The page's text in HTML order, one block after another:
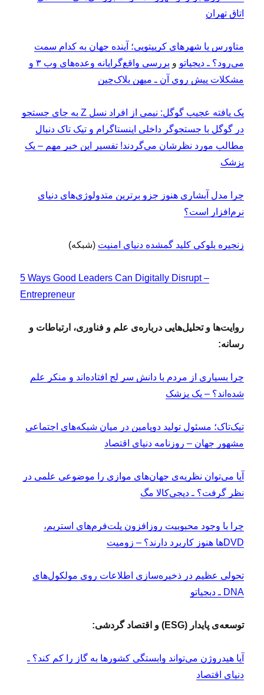
اتاق تهران
متاورس یا شهرهای کریپتویی؛ آینده جهان به کدام سمت
می‌رود؟ ـ دیجیاتو و
بررسی واقع‌گرایانه وعده‌های وب ۳ و
مشکلات پیش روی آن ـ میهن بلاک‌چین
یک یافته عجیب گوگل: نیمی از افراد نسل Z به جای جستجو
در گوگل با جستجوگر داخلی اینستاگرام و تیک تاک دنبال
مطالب مورد نظرشان می‌گردند! تفسیر این خبر مهم – یک
پزشک
چرا مدل آبشاری هنوز جزو برترین متدولوژی‌های دنیای
نرم‌افزار است؟
زنجیره بلوکی کلید گمشده دنیای امنیت (شبکه)
5 Ways Good Leaders Can Digitally Disrupt –
Entrepreneur
روایت‌ها و تحلیل‌هایی درباره‌ی علم و فناوری، ارتباطات و
رسانه:
چرا بسیاری از مردم با دانش سر لج افتاده‌اند و منکر علم
شده‌اند؟ – یک پزشک
تیک‏‌تاک؛ مسئول تولید دوپامین در میان شبکه‌های اجتماعی
مشهور جهان – روزنامه دنیای اقتصاد
آیا می‌توان نظریه‌ی جهان‌های موازی را موضوعی علمی در
نظر گرفت؟ ـ دیجی‌کالا مگ
چرا با وجود محبوبیت روزافزون پلت‌فرم‌های استریم،
DVDها هنوز کاربرد دارند؟ – زومیت
تحولی عظیم در ذخیره‌سازی اطلاعات روی مولکول‌های
DNA ـ دبجیاتو
توسعه‌ی پایدار (ESG) و اقتصاد گردشی:
آیا هیدروژن می‌تواند وابستگی کشورها به گاز را کم کند؟ ـ
دنیای اقتصاد